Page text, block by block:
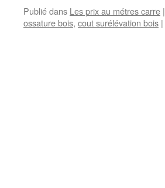
Publié dans Les prix au métres carre |
ossature bois, cout surélévation bois |